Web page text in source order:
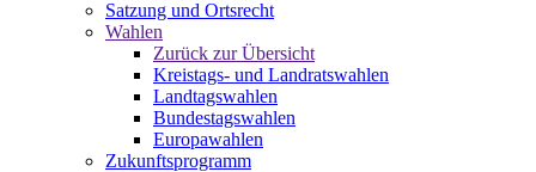
Satzung und Ortsrecht
Wahlen
Zurück zur Übersicht
Kreistags- und Landratswahlen
Landtagswahlen
Bundestagswahlen
Europawahlen
Zukunftsprogramm